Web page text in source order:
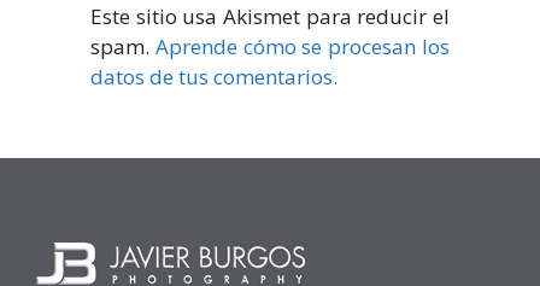
Este sitio usa Akismet para reducir el
spam. Aprende cómo se procesan los
datos de tus comentarios.